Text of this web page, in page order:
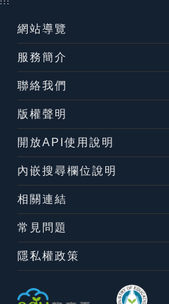
:::
網站導覽
服務簡介
聯絡我們
版權聲明
開放API使用說明
內嵌搜尋欄位說明
相關連結
常見問題
隱私權政策